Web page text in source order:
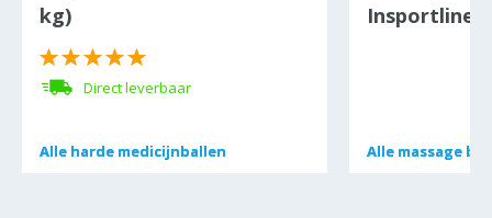
kg)
Direct leverbaar
Alle harde medicijnballen
Alle harde medicijnballen
Insportline
Alle massage bal
Alle massage bal